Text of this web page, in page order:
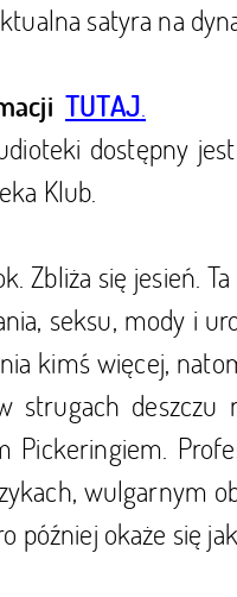
satyra na
TUTAJ
dostępny
Klub.
Zbliża się jesień.
seksu, mody i
kimś więcej,
strugach deszczu
Pickeringiem.
wulgarnym
później okaże się